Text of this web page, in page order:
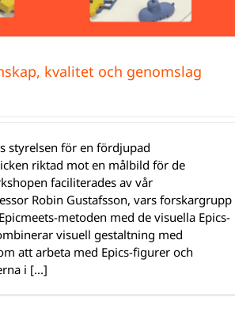
kvalitet och genomslag
styrelsen för en fördjupad
riktad mot en målbild för de
faciliterades av vår
Robin Gustafsson, vars forskargrupp
metoden med de visuella Epics-
visuell gestaltning med
att arbeta med Epics-figurer och
i [...]